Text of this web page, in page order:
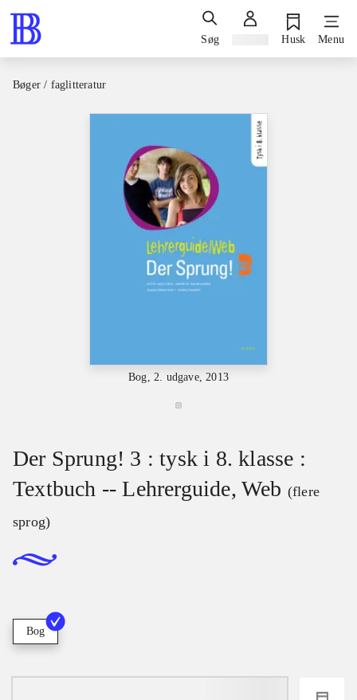
Søg Husk Menu
Bøger / faglitteratur
Bog, 2. udgave, 2013
Der Sprung! 3 : tysk i 8. klasse :
Textbuch -- Lehrerguide, Web (flere
sprog)
Bog